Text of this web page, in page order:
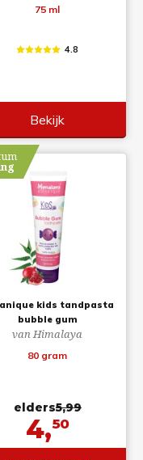
75 ml
4.8
Bekijk
kids tandpasta
bubble gum
van Himalaya
80 gram
elders5,99
4,50